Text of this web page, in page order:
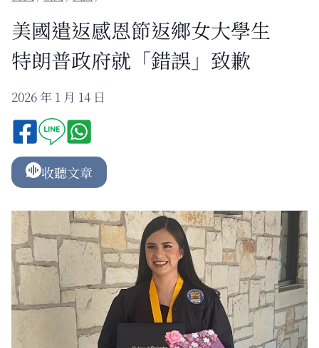
美國遣返感恩節返鄉女大學生
特朗普政府就「錯誤」致歉
2026 年 1 月 14 日
收聽文章